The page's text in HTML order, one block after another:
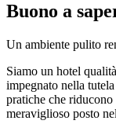
Buono a
Un ambiente pulito
Siamo un hotel
impegnato nella
pratiche che riducono
meraviglioso posto